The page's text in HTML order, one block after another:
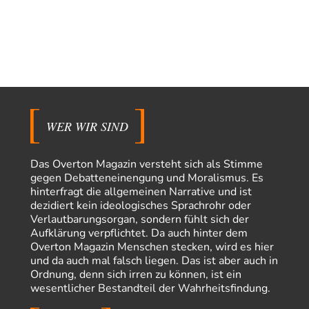
nur sagen, was die…
»Der freie Wille ist ein Mythos«
Rrrrrrichtig: Kritik am Chef und Du wirst exkludiert. Ein typischer
Schulterklopferblog. Wer wie Herr Erdmann…
Platons Sokratesvor 18 Stunden zu:
Die Revolution, die nie scheiterte
Es gibt 3 Arten von Freiheit: die geistige ,die seelische und die physische.
Man darf…
Erzengelinvor 18 Stunden zu:
Leihmutterschaft als Zweig des Transhumanismus
es ist zum verzweifeln. so widerlich. ekelhaft, grausam. wahrscheinlich
WER WIR SIND
Das Overton Magazin versteht sich als Stimme
gegen Debatteneinengung und Moralismus. Es
hinterfragt die allgemeinen Narrative und ist
dezidiert kein ideologisches Sprachrohr oder
Verlautbarungsorgan, sondern fühlt sich der
Aufklärung verpflichtet. Da auch hinter dem
Overton Magazin Menschen stecken, wird es hier
und da auch mal falsch liegen. Das ist aber auch in
Ordnung, denn sich irren zu können, ist ein
wesentlicher Bestandteil der Wahrheitsfindung.